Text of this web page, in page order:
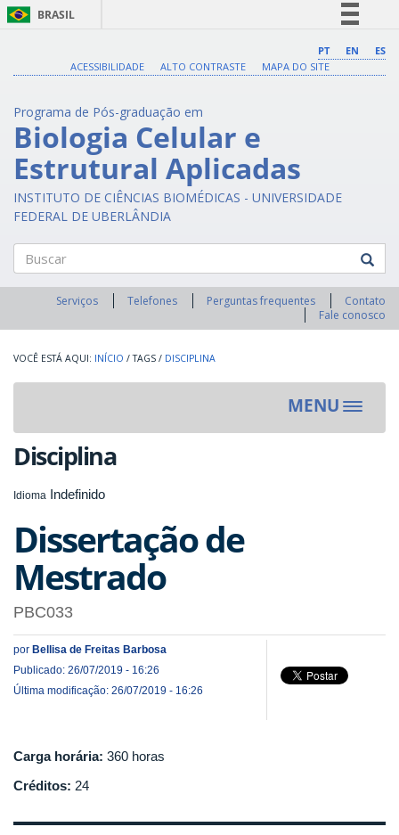
BRASIL
Comunica BR
Legislação
Canais
PT EN
ES
ACESSIBILIDADE
ALTO CONTRASTE MAPA DO SITE
Programa de Pós-graduação em
Biologia Celular e
Estrutural Aplicadas
INSTITUTO DE CIÊNCIAS BIOMÉDICAS - UNIVERSIDADE
FEDERAL DE UBERLÂNDIA
Buscar
Serviços Telefones Perguntas frequentes
Contato
Fale conosco
INÍCIO / TAGS / DISCIPLINA
MENU
Toggle
Disciplina
Idioma Indefinido
Dissertação de
Mestrado
PBC033
por Bellisa de Freitas Barbosa
Publicado: 26/07/2019 - 16:26
Última modificação: 26/07/2019 - 16:26
Carga horária: 360 horas
Créditos: 24